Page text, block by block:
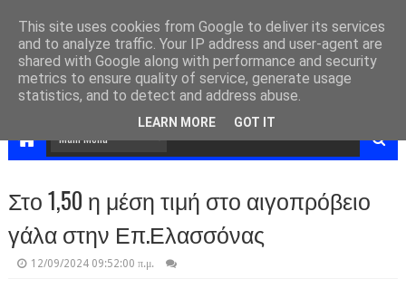
Στο 1,50 η μέση τιμή στο αιγοπρόβειο
γάλα στην Επ.Ελασσόνας
12/09/2024 09:52:00 π.μ.
This site uses cookies from Google to deliver its services
and to analyze traffic. Your IP address and user-agent are
shared with Google along with performance and security
metrics to ensure quality of service, generate usage
statistics, and to detect and address abuse.
LEARN MORE GOT IT